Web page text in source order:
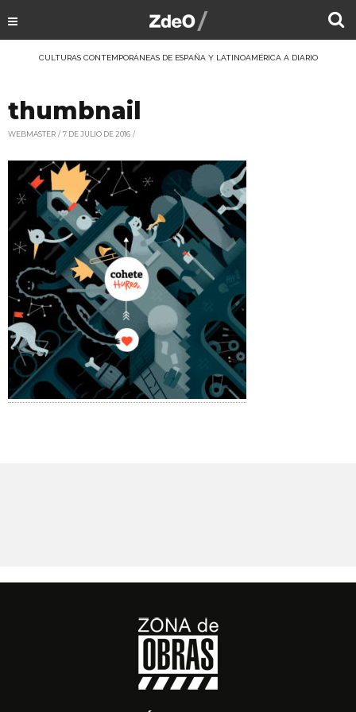
CULTURAS CONTEMPORÁNEAS DE ESPAÑA Y LATINOAMÉRICA A DIARIO
thumbnail
WEBMASTER 7 DE JULIO DE 2016